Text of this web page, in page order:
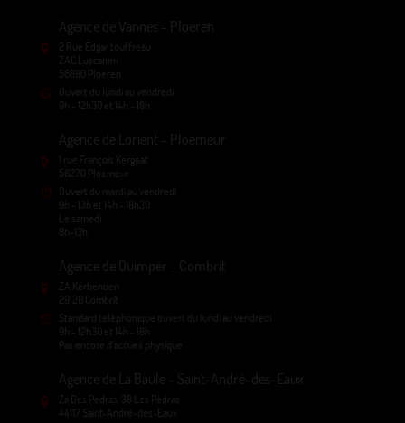
Agence de Vannes - Ploeren
2 Rue Edgar touffreau
ZAC Luscanen
56880 Ploeren
Ouvert du lundi au vendredi
9h - 12h30 et 14h - 18h
Agence de Lorient - Ploemeur
1 rue François Kergoat
56270 Ploemeur
Ouvert du mardi au vendredi
9h - 13h et 14h - 18h30
Le samedi
8h-13h
Agence de Quimper - Combrit
ZA Kerbenoen
29120 Combrit
Standard téléphonique ouvert du lundi au vendredi
9h - 12h30 et 14h - 18h
Pas encore d'accueil physique
Agence de La Baule - Saint-André-des-Eaux
Za Des Pédras, 38 Les Pédras
44117 Saint-André-des-Eaux